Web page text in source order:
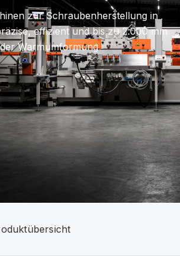
zur Schraubenherstellung in
effizient und bis zu 2.000 mm
Warmumformung